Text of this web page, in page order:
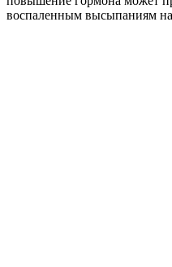
воспаленным высыпаниям